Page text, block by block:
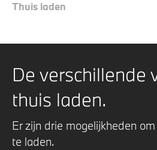
Thuis laden
De verschillende
thuis laden.
Er zijn drie mogelijkheden
te laden.